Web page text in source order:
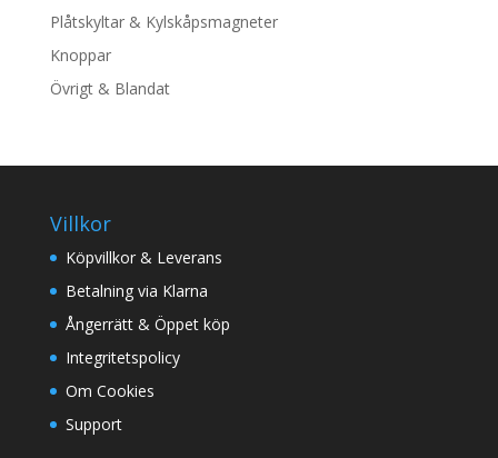
Plåtskyltar & Kylskåpsmagneter
Knoppar
Övrigt & Blandat
Villkor
Köpvillkor & Leverans
Betalning via Klarna
Ångerrätt & Öppet köp
Integritetspolicy
Om Cookies
Support